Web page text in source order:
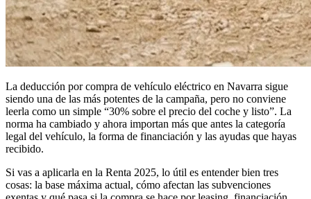
La deducción por compra de vehículo eléctrico en Navarra sigue
siendo una de las más potentes de la campaña, pero no conviene
leerla como un simple “30% sobre el precio del coche y listo”. La
norma ha cambiado y ahora importan más que antes la categoría
legal del vehículo, la forma de financiación y las ayudas que hayas
recibido.
Si vas a aplicarla en la Renta 2025, lo útil es entender bien tres
cosas: la base máxima actual, cómo afectan las subvenciones